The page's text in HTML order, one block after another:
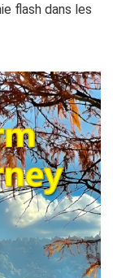
flash dans les